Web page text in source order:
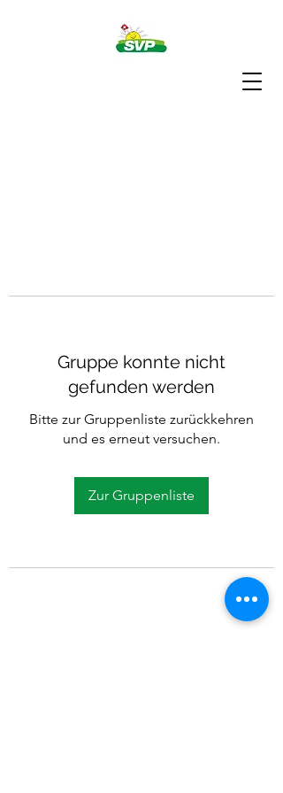
Gruppe konnte nicht
gefunden werden
Bitte zur Gruppenliste zurückkehren
und es erneut versuchen.
Zur Gruppenliste